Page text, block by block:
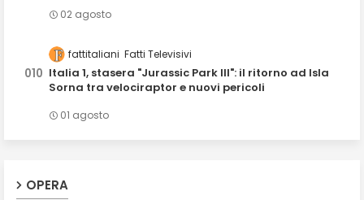
02 agosto
fattitaliani Fatti Televisivi
Italia 1, stasera "Jurassic Park III": il ritorno ad Isla
Sorna tra velociraptor e nuovi pericoli
01 agosto
OPERA